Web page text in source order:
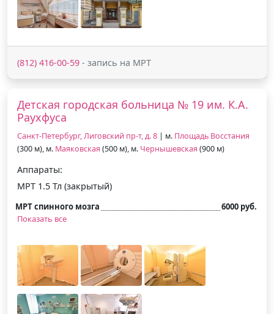
(812) 416-00-59 - запись на МРТ
Детская городская больница № 19 им. К.А.
Раухфуса
Санкт-Петербург, Лиговский пр-т, д. 8 | м. Площадь Восстания
(300 м), м. Маяковская (500 м), м. Чернышевская (900 м)
Аппараты:
МРТ 1.5 Тл (закрытый)
МРТ спинного мозга
6000 руб.
Показать все